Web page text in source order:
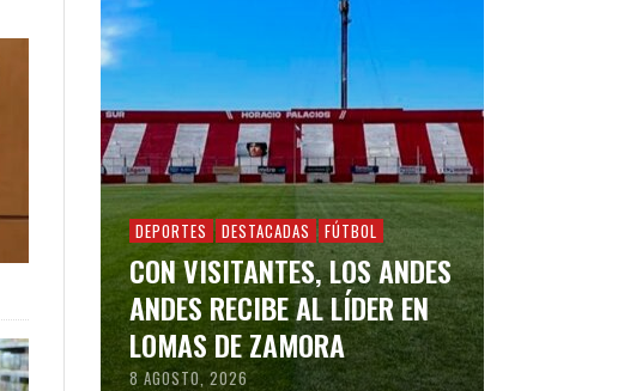
DEPORTES DESTACADAS FÚTBOL
CON VISITANTES, LOS ANDES
ANDES RECIBE AL LÍDER EN
LOMAS DE ZAMORA
8 AGOSTO, 2026